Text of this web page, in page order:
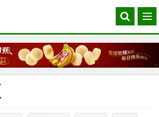
Search
our
菜
单